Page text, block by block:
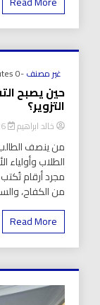
غير مصنف-0 Minutes
حين يصبح
التزوير؟
خالد ابراهيم 2026-08-03
من ينصف
الطلاب وأولياء
مجرد أرقام
من الكفاح،
Read More